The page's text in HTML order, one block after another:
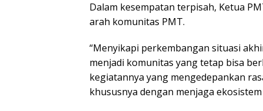
Dalam kesempatan terpisah, Ketua
arah komunitas PMT.
“Menyikapi perkembangan situasi
menjadi komunitas yang tetap bisa
kegiatannya yang mengedepankan
khususnya dengan menjaga